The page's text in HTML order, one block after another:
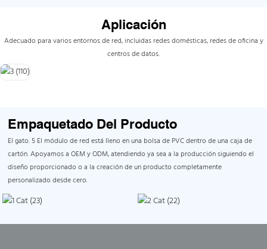
Aplicación
Adecuado para varios entornos de red, incluidas redes domésticas, redes de oficina y
centros de datos.
Empaquetado Del Producto
El gato. 5 El módulo de red está lleno en una bolsa de PVC dentro de una caja de
cartón. Apoyamos a OEM y ODM, atendiendo ya sea a la producción siguiendo el
diseño proporcionado o a la creación de un producto completamente
personalizado desde cero.